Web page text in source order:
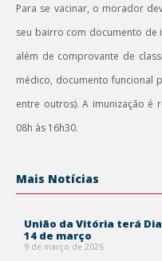
Para se vacinar, o morador
seu bairro com documento de
além de comprovante de
médico, documento funcional
entre outros). A imunização é
08h às 16h30.
Mais Notícias
União da Vitória terá
14 de março
9 de março de 2026